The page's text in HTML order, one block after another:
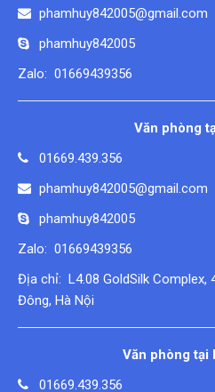
phamhuy842005@gmail.com
phamhuy842005
Zalo: 01669439356
Văn phòng
01669.439.356
phamhuy842005@gmail.com
phamhuy842005
Zalo: 01669439356
Địa chỉ: L4.08 GoldSilk Complex,
Đông, Hà Nội
Văn phòng tại
01669.439.356